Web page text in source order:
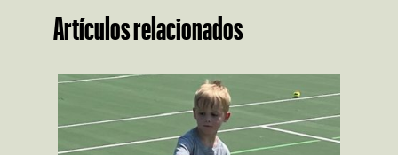
Artículos relacionados